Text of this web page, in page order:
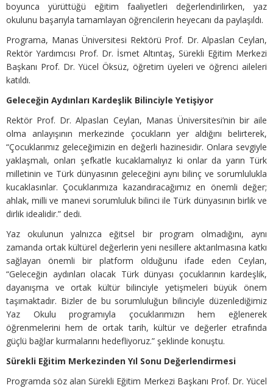
boyunca yürüttüğü eğitim faaliyetleri değerlendirilirken, yaz
okulunu başarıyla tamamlayan öğrencilerin heyecanı da paylaşıldı.
Programa, Manas Üniversitesi Rektörü Prof. Dr. Alpaslan Ceylan,
Rektör Yardımcısı Prof. Dr. İsmet Altıntaş, Sürekli Eğitim Merkezi
Başkanı Prof. Dr. Yücel Öksüz, öğretim üyeleri ve öğrenci aileleri
katıldı.
Geleceğin Aydınları Kardeşlik Bilinciyle Yetişiyor
Rektör Prof. Dr. Alpaslan Ceylan, Manas Üniversitesi’nin bir aile
olma anlayışının merkezinde çocukların yer aldığını belirterek,
“Çocuklarımız geleceğimizin en değerli hazinesidir. Onlara sevgiyle
yaklaşmalı, onları şefkatle kucaklamalıyız ki onlar da yarın Türk
milletinin ve Türk dünyasının geleceğini aynı bilinç ve sorumlulukla
kucaklasınlar. Çocuklarımıza kazandıracağımız en önemli değer;
ahlak, milli ve manevi sorumluluk bilinci ile Türk dünyasının birlik ve
dirlik idealidir.” dedi.
Yaz okulunun yalnızca eğitsel bir program olmadığını, aynı
zamanda ortak kültürel değerlerin yeni nesillere aktarılmasına katkı
sağlayan önemli bir platform olduğunu ifade eden Ceylan,
“Geleceğin aydınları olacak Türk dünyası çocuklarının kardeşlik,
dayanışma ve ortak kültür bilinciyle yetişmeleri büyük önem
taşımaktadır. Bizler de bu sorumluluğun bilinciyle düzenlediğimiz
Yaz Okulu programıyla çocuklarımızın hem eğlenerek
öğrenmelerini hem de ortak tarih, kültür ve değerler etrafında
güçlü bağlar kurmalarını hedefliyoruz.” şeklinde konuştu.
Sürekli Eğitim Merkezinden Yıl Sonu Değerlendirmesi
Programda söz alan Sürekli Eğitim Merkezi Başkanı Prof. Dr. Yücel